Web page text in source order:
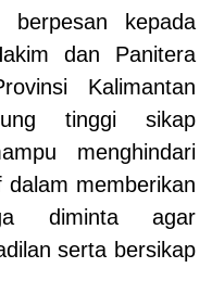
kepada
dan Panitera
Kalimantan
tinggi sikap
menghindari
memberikan
diminta agar
serta bersikap